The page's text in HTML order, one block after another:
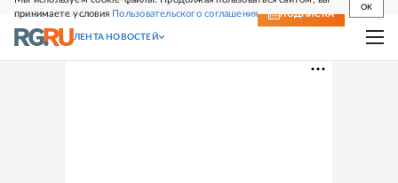
принимаете условия Пользовательского соглашения
OK
СВЕЖИЙ НОМЕР ПОДПИСКА
ЛЕНТА НОВОСТЕЙ